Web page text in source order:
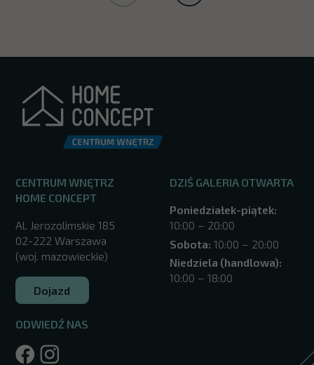
CENTRUM WNĘTRZ
HOME CONCEPT
Al. Jerozolimskie 185
02-222 Warszawa
(woj. mazowieckie)
Dojazd
ODWIEDŹ NAS
DZIŚ GALERIA OTWARTA
Poniedziałek-piątek:
10:00 – 20:00
Sobota: 10:00 – 20:00
Niedziela (handlowa):
10:00 – 18:00